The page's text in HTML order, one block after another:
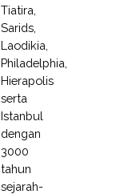
Tiatira,
Sarids,
Laodikia,
Philadelphia,
Hierapolis
serta
Istanbul
dengan
3000
tahun
sejarah-